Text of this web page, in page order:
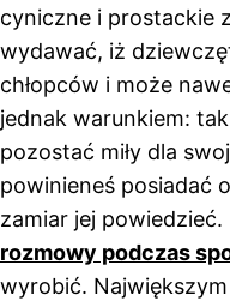
cyniczne i prostackie
wydawać, iż
chłopców i może
jednak warunkiem:
pozostać miły dla
powinieneś posiadać
zamiar jej powiedzieć.
rozmowy podczas
wyrobić.